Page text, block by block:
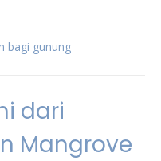
bagi gunung
dari
Mangrove